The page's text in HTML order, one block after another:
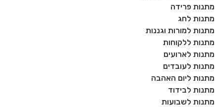
מתנות פרידה
מתנות לחג
מתנות למורות וגננות
מתנות ללקוחות
מתנות לארועים
מתנות לעובדים
מתנות ליום האהבה
מתנות לבידוד
מתנות לשבועות